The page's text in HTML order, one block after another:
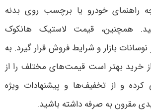
راهنمای خودرو یا برچسب روی بدنه
همچنین، قیمت لاستیک هانکوک
بازار و شرایط فروش قرار گیرد. به
خرید بهتر است قیمت‌های مختلف را از
کرده و از تخفیف‌ها و پیشنهادات ویژه
مقرون به صرفه داشته باشید.